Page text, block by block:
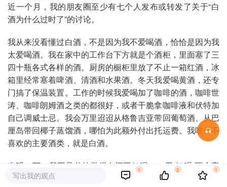
近一个月，我的朋友圈至少有七个人发布或转发了关于“白
酒为什么过时了”的讨论。
我从来没看懂过白酒，不是因为我不爱喝酒，恰恰是因为我
太爱喝酒。我在家中的工作台下方就是个酒柜，里面塞了三
四十瓶各式各样的酒。厨房的橱柜里放了不止一箱红酒，冰
箱里经常塞着啤酒、清酒和水果酒。冬天我爱喝黄酒，还专
门搞了保温装置。工作的时候我爱喝加了咖啡的酒，咖啡世
涛、咖啡朗姆酒之类的都很好，或者干脆拿咖啡液和伏特加
自己调威士忌。我会万里迢迢从格鲁吉亚带回葡萄酒、从巴
厘岛带回椰子蒸馏酒，哪怕为此额外付出托运费。我唯一不
喜欢的主要酒类，就是白酒。
声明一下，我不是单纯觉得白酒不好喝——用“好喝”两个字
点评酒，本来就是片面的。如果一定要说偏好，我比较喜欢
写出我的观点
1 2 1